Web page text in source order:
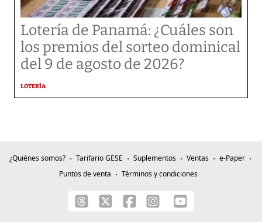
Lotería de Panamá: ¿Cuáles son
los premios del sorteo dominical
del 9 de agosto de 2026?
LOTERÍA
¿Quiénes somos? Tarifario GESE Suplementos Ventas
e-Paper
Puntos de venta
Términos y condiciones